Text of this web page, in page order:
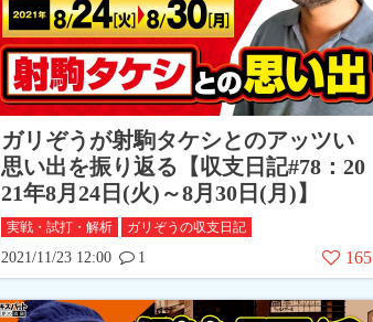
ガリぞうが射駒タケシとのアッツい
思い出を振り返る【収支日記#78：20
21年8月24日(火)～8月30日(月)】
実戦・試打・解析 ガリぞうの収支日記
2021/11/23 12:00 1 165